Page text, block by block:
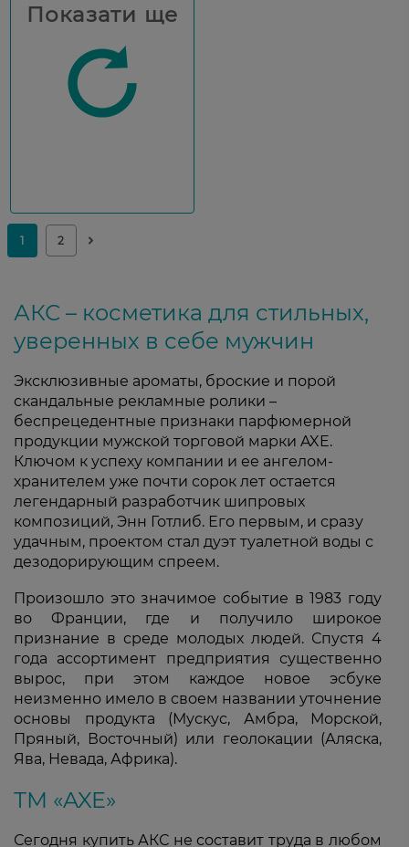
Показати ще
АКС – косметика для стильных,
уверенных в себе мужчин
Эксклюзивные ароматы, броские и порой
скандальные рекламные ролики –
беспрецедентные признаки парфюмерной
продукции мужской торговой марки AXE.
Ключом к успеху компании и ее ангелом-
хранителем уже почти сорок лет остается
легендарный разработчик шипровых
композиций, Энн Готлиб. Его первым, и сразу
удачным, проектом стал дуэт туалетной воды с
дезодорирующим спреем.
Произошло это значимое событие в 1983 году
во Франции, где и получило широкое
признание в среде молодых людей. Спустя 4
года ассортимент предприятия существенно
вырос, при этом каждое новое эсбуке
неизменно имело в своем названии уточнение
основы продукта (Мускус, Амбра, Морской,
Пряный, Восточный) или геолокации (Аляска,
Ява, Невада, Африка).
ТМ «AXE»
Сегодня купить АКС не составит труда в любом